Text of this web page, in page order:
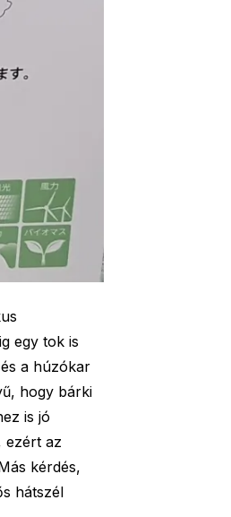
egy tok is
a húzókar
hogy bárki
is jó
ezért az
kérdés,
hátszél